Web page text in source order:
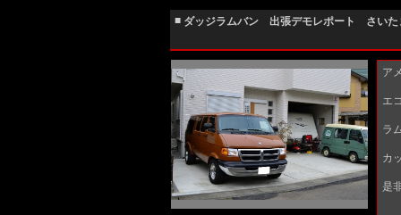
■ ダッジラムバン 出張デモレポート さいた
ア
エ
ラ
カ
是